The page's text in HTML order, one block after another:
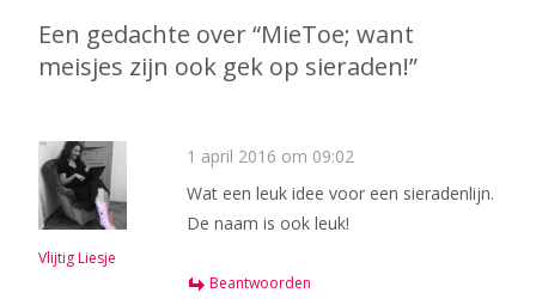
Een gedachte over “MieToe; want
meisjes zijn ook gek op sieraden!”
Vlijtig Liesje
1 april 2016 om 09:02
Wat een leuk idee voor een sieradenlijn.
De naam is ook leuk!
Beantwoorden